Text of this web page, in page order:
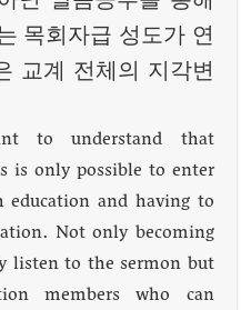
목회자급 성도가 연
교계 전체의 지각변
to understand that
is only possible to enter
and having to
Not only becoming
listen to the sermon but
members who can